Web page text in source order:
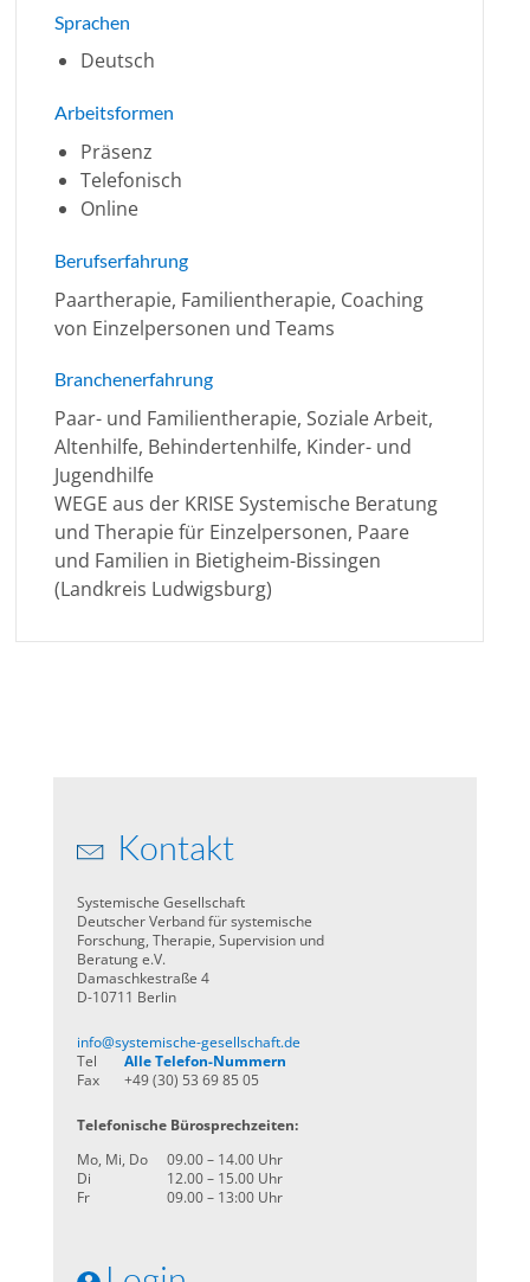
Sprachen
Deutsch
Arbeitsformen
Präsenz
Telefonisch
Online
Berufserfahrung
Paartherapie, Familientherapie, Coaching
von Einzelpersonen und Teams
Branchenerfahrung
Paar- und Familientherapie, Soziale Arbeit,
Altenhilfe, Behindertenhilfe, Kinder- und
Jugendhilfe
WEGE aus der KRISE Systemische Beratung
und Therapie für Einzelpersonen, Paare
und Familien in Bietigheim-Bissingen
(Landkreis Ludwigsburg)
Kontakt
Systemische Gesellschaft
Deutscher Verband für systemische
Forschung, Therapie, Supervision und
Beratung e.V.
Damaschkestraße 4
D-10711 Berlin
info@systemische-gesellschaft.de
Tel
Alle Telefon-Nummern
Fax
+49 (30) 53 69 85 05
Telefonische Bürosprechzeiten:
Mo, Mi, Do
09.00 – 14.00 Uhr
Di
12.00 – 15.00 Uhr
Fr
09.00 – 13:00 Uhr